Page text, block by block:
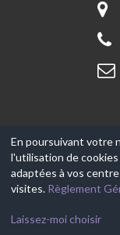
Paris
13ème
© 2017-
En poursuivant votre
l'utilisation de
adaptées à vos
visites. Règlement
Laissez-moi choisir